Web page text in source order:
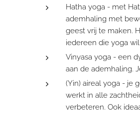
Hatha yoga - met
ademhaling met
geest vrij te maken.
iedereen die yoga
Vinyasa yoga - een
aan de ademhaling.
(Yin) aireal yoga - je
werkt in alle
verbeteren. Ook